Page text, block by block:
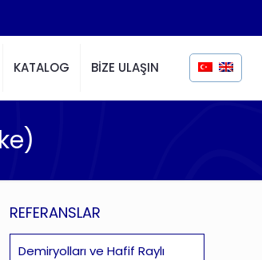
KATALOG BİZE ULAŞIN
REFERANSLAR
Demiryolları ve Hafif Raylı